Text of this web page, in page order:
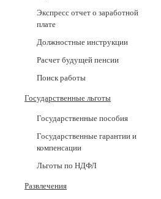
Экспресс отчет о заработной
плате
Должностные инструкции
Расчет будущей пенсии
Поиск работы
Государственные льготы
Государственные пособия
Государственные гарантии и
компенсации
Льготы по НДФЛ
Развлечения